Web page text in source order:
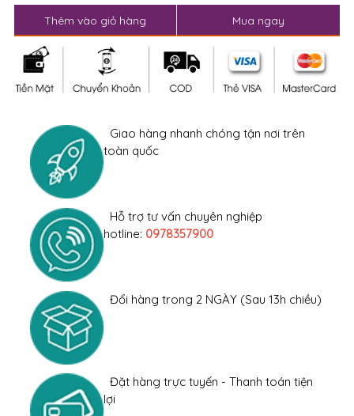
Thương hiệu
Lượt xem
: 2639
1,750,000đ -100%
Thêm vào giỏ hàng Mua ngay
Giao hàng nhanh chóng tận nơi trên
Hỗ trợ tư vấn chuyên nghiệp
Đổi hàng trong 2 NGÀY (Sau 13h chiều)